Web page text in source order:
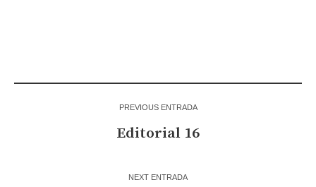
PREVIOUS ENTRADA
Editorial 16
NEXT ENTRADA